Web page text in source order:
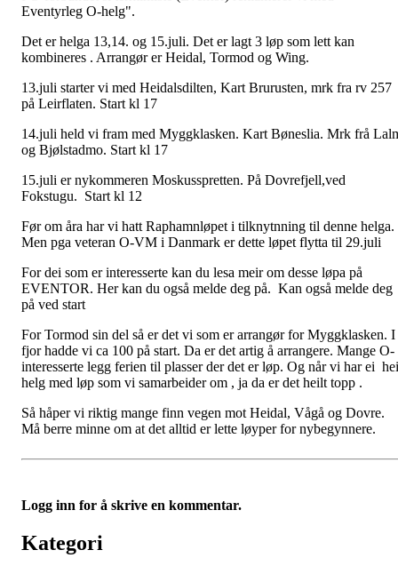
Eventyrleg O-helg".
Det er helga 13,14. og 15.juli. Det er lagt 3 løp som lett kan
kombineres . Arrangør er Heidal, Tormod og Wing.
13.juli starter vi med Heidalsdilten, Kart Brurusten, mrk fra rv 257
på Leirflaten. Start kl 17
14.juli held vi fram med Myggklasken. Kart Bøneslia. Mrk frå
og Bjølstadmo. Start kl 17
15.juli er nykommeren Moskusspretten. På Dovrefjell,ved
Fokstugu. Start kl 12
Før om åra har vi hatt Raphamnløpet i tilknytnning til denne helga.
Men pga veteran O-VM i Danmark er dette løpet flytta til 29.juli
For dei som er interesserte kan du lesa meir om desse løpa på
EVENTOR. Her kan du også melde deg på. Kan også melde deg
på ved start
For Tormod sin del så er det vi som er arrangør for Myggklasken. I
fjor hadde vi ca 100 på start. Da er det artig å arrangere. Mange O-
interesserte legg ferien til plasser der det er løp. Og når vi har ei
helg med løp som vi samarbeider om , ja da er det heilt topp .
Så håper vi riktig mange finn vegen mot Heidal, Vågå og Dovre.
Må berre minne om at det alltid er lette løyper for nybegynnere.
Logg inn for å skrive en kommentar.
Kategori